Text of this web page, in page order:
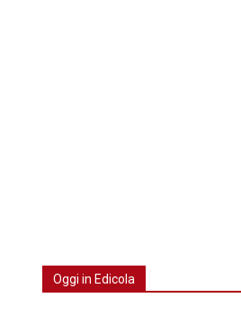
Oggi in Edicola